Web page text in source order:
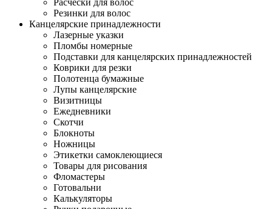
Расчески для волос
Резинки для волос
Канцелярские принадлежности
Лазерные указки
Пломбы номерные
Подставки для канцелярских принадлежностей
Коврики для резки
Полотенца бумажные
Лупы канцелярские
Визитницы
Ежедневники
Скотчи
Блокноты
Ножницы
Этикетки самоклеющиеся
Товары для рисования
Фломастеры
Готовальни
Калькуляторы